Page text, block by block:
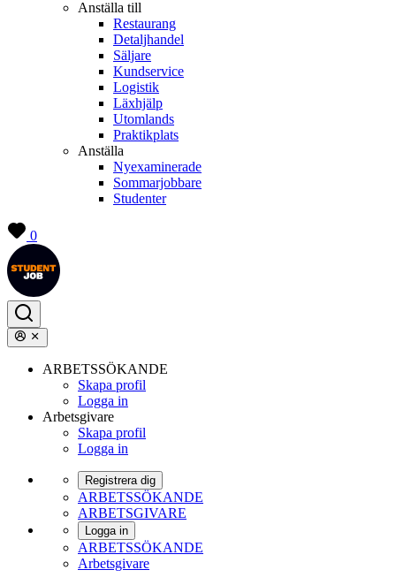
Anställa till
Restaurang
Detaljhandel
Säljare
Kundservice
Logistik
Läxhjälp
Utomlands
Praktikplats
Anställa
Nyexaminerade
Sommarjobbare
Studenter
0
ARBETSSÖKANDE
Skapa profil
Logga in
Arbetsgivare
Skapa profil
Logga in
Registrera dig
ARBETSSÖKANDE
ARBETSGIVARE
Logga in
ARBETSSÖKANDE
Arbetsgivare